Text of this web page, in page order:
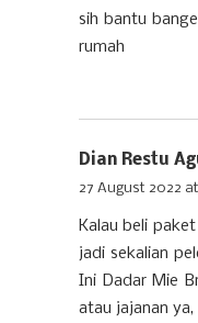
sih bantu
rumah
Dian Restu
27 August 2022
Kalau beli
jadi sekalian
Ini Dadar Mie
atau jajanan